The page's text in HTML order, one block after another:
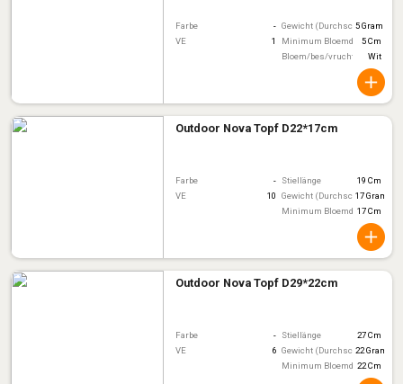
Farbe - Gewicht (Durchschnitt)
5 Gram
VE
1 Minimum Bloemdiameter
5 Cm
Bloem/bes/vruchtkleurWit
Outdoor Nova Topf D22*17cm
Farbe - Stiellänge
19 Cm
VE
10 Gewicht (Durchschnitt)
17 Gram
Minimum Bloemdiameter
17 Cm
Outdoor Nova Topf D29*22cm
Farbe - Stiellänge
27 Cm
VE
6 Gewicht (Durchschnitt)
22 Gram
Minimum Bloemdiameter
22 Cm